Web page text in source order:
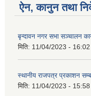
ऐन, कानुन तथा
बृन्दावन नगर सभा सञ्चालन
मिति: 11/04/2023 - 16:02
स्थानीय राजपत्र प्रकाशन
मिति: 11/04/2023 - 15:58